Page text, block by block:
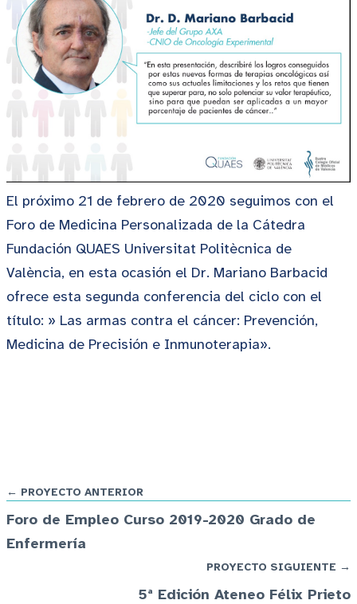
El próximo 21 de febrero de 2020 seguimos con el
Foro de Medicina Personalizada de la Cátedra
Fundación QUAES Universitat Politècnica de
València, en esta ocasión el Dr. Mariano Barbacid
ofrece esta segunda conferencia del ciclo con el
título: » Las armas contra el cáncer: Prevención,
Medicina de Precisión e Inmunoterapia».
← PROYECTO ANTERIOR
Foro de Empleo Curso 2019-2020 Grado de
Enfermería
PROYECTO SIGUIENTE →
5ª Edición Ateneo Félix Prieto